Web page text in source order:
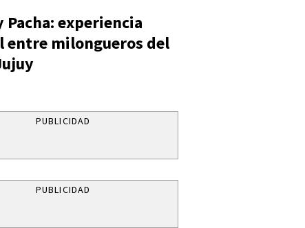
Pacha: experiencia
entre milongueros del
PUBLICIDAD
PUBLICIDAD